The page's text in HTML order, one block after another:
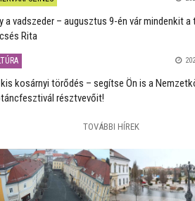
a vadszeder – augusztus 9-én vár mindenkit a
Rita
kis kosárnyi törődés – segítse Ön is a
résztvevőit!
TOVÁBBI HÍREK